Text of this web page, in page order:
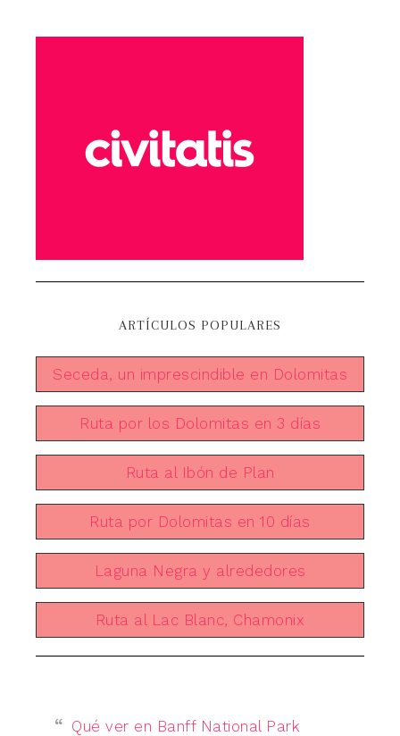
ARTÍCULOS POPULARES
Seceda, un imprescindible en Dolomitas
Ruta por los Dolomitas en 3 días
Ruta al Ibón de Plan
Ruta por Dolomitas en 10 días
Laguna Negra y alrededores
Ruta al Lac Blanc, Chamonix
Qué ver en Banff National Park